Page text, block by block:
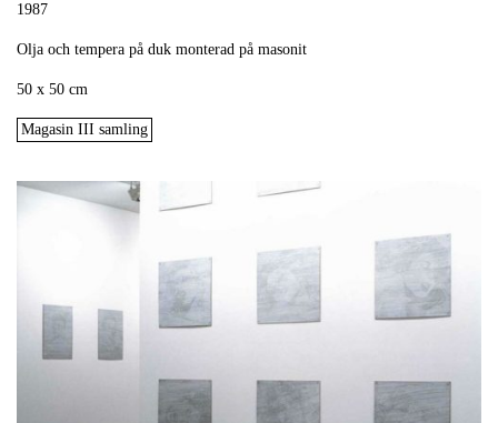
1987
Olja och tempera på duk monterad på masonit
50 x 50 cm
Magasin III samling